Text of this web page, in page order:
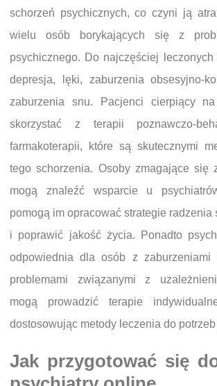
schorzeń psychicznych, co czyni ją
wielu osób borykających się z
psychicznego. Do najczęściej
depresja, lęki, zaburzenia obsesyjno-
zaburzenia snu. Pacjenci cierpiący
skorzystać z terapii poznawczo-
farmakoterapii, które są skutecznymi
tego schorzenia. Osoby zmagające się
mogą znaleźć wsparcie u
pomogą im opracować strategie radzenia
i poprawić jakość życia. Ponadto
odpowiednia dla osób z zaburzeniami
problemami związanymi z
mogą prowadzić terapie
dostosowując metody leczenia do
Jak przygotować się